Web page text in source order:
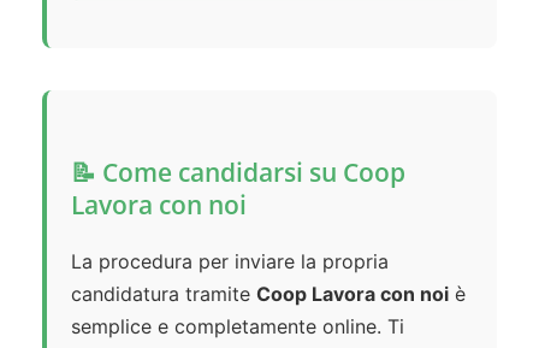
📝 Come candidarsi su Coop
Lavora con noi
La procedura per inviare la propria
candidatura tramite Coop Lavora con noi è
semplice e completamente online. Ti